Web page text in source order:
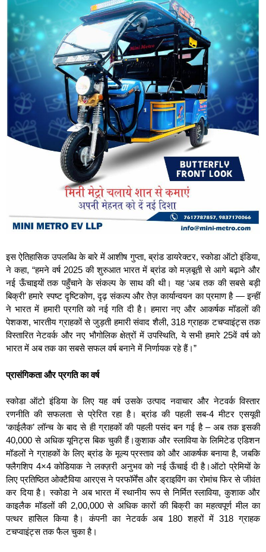
इस ऐतिहासिक उपलब्धि के बारे में आशीष गुप्ता, ब्रांड डायरेक्टर, स्‍कोडा ऑटो इंडिया,
ने कहा, “हमने वर्ष 2025 की शुरुआत भारत में ब्रांड को मज़बूती से आगे बढ़ाने और
नई ऊँचाइयों तक पहुँचाने के संकल्प के साथ की थी। यह ‘अब तक की सबसे बड़ी
बिक्री’ हमारे स्पष्ट दृष्टिकोण, दृढ़ संकल्प और तेज़ कार्यान्वयन का प्रमाण है — इन्हीं
ने भारत में हमारी प्रगति को नई गति दी है। हमारा नए और आकर्षक मॉडलों की
पेशकश, भारतीय ग्राहकों से जुड़ती हमारी संवाद शैली, 318 ग्राहक टचप्वाइंट्स तक
विस्तारित नेटवर्क और नए भौगोलिक क्षेत्रों में उपस्थिति, ये सभी हमारे 25वें वर्ष को
भारत में अब तक का सबसे सफल वर्ष बनाने में निर्णायक रहे हैं।”
प्रासंगिकता और प्रगति का वर्ष
स्‍कोडा ऑटो इंडिया के लिए यह वर्ष उसके उत्पाद नवाचार और नेटवर्क विस्तार
रणनीति की सफलता से प्रेरित रहा है। ब्रांड की पहली सब-4 मीटर एसयूवी
‘काईलैक’ लॉन्च के बाद से ही ग्राहकों की पहली पसंद बन गई है – अब तक इसकी
40,000 से अधिक यूनिट्स बिक चुकी हैं।कुशाक और स्‍लाविया के लिमिटेड एडिशन
मॉडलों ने ग्राहकों के लिए ब्रांड के मूल्य प्रस्ताव को और आकर्षक बनाया है, जबकि
फ्लैगशिप 4×4 कोडियाक ने लक्ज़री अनुभव को नई ऊँचाई दी है।ऑटो प्रेमियों के
लिए प्रतिष्ठित ओक्‍टैविया आरएस ने परफॉर्मेंस और ड्राइविंग का रोमांच फिर से जीवंत
कर दिया है। स्‍कोडा ने अब भारत में स्थानीय रूप से निर्मित स्‍लाविया, कुशाक और
काइलैक मॉडलों की 2,00,000 से अधिक कारों की बिक्री का महत्वपूर्ण मील का
पत्थर हासिल किया है। कंपनी का नेटवर्क अब 180 शहरों में 318 ग्राहक
टचप्वाइंट्स तक फैल चुका है।